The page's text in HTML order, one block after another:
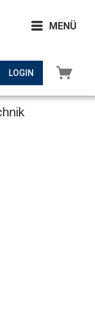
MENÜ
LOGIN